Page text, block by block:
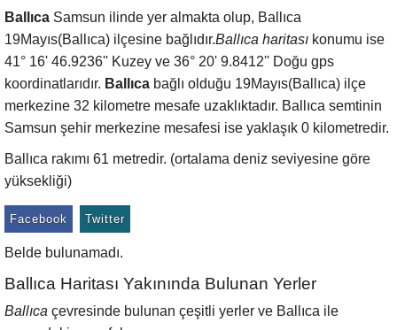
Ballıca Samsun ilinde yer almakta olup, Ballıca
19Mayıs(Ballıca) ilçesine bağlıdır.Ballıca haritası konumu ise
41° 16' 46.9236'' Kuzey ve 36° 20' 9.8412'' Doğu gps
koordinatlarıdır. Ballıca bağlı olduğu 19Mayıs(Ballıca) ilçe
merkezine 32 kilometre mesafe uzaklıktadır. Ballıca semtinin
Samsun şehir merkezine mesafesi ise yaklaşık 0 kilometredir.
Ballıca rakımı 61 metredir. (ortalama deniz seviyesine göre
yüksekliği)
Facebook Twitter
Belde bulunamadı.
Ballıca Haritası Yakınında Bulunan Yerler
Ballıca çevresinde bulunan çeşitli yerler ve Ballıca ile